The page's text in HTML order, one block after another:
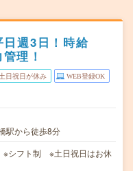
日週3日！時給
理！
土日祝日が休み WEB登録OK
駅から徒歩8分
シフト制 ※土日祝日はお休